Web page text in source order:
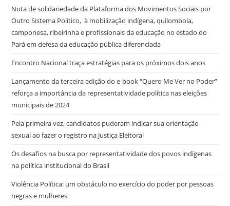
Nota de solidariedade da Plataforma dos Movimentos Sociais por
Outro Sistema Político, à mobilização indígena, quilombola,
camponesa, ribeirinha e profissionais da educação no estado do
Pará em defesa da educação pública diferenciada
Encontro Nacional traça estratégias para os próximos dois anos
Lançamento da terceira edição do e-book “Quero Me Ver no Poder”
reforça a importância da representatividade política nas eleições
municipais de 2024
Pela primeira vez, candidatos puderam indicar sua orientação
sexual ao fazer o registro na Justiça Eleitoral
Os desafios na busca por representatividade dos povos indígenas
na política institucional do Brasil
Violência Política: um obstáculo no exercício do poder por pessoas
negras e mulheres